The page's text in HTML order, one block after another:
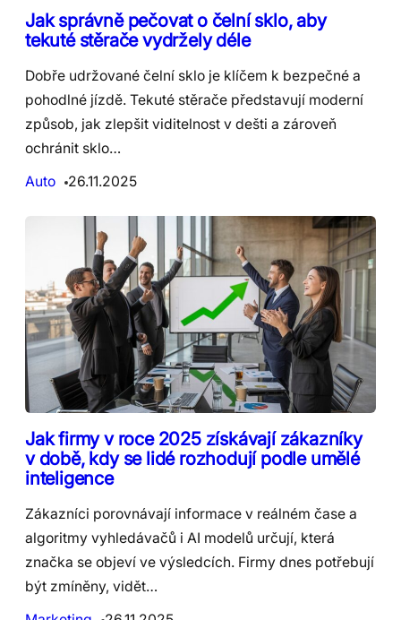
Jak správně pečovat o čelní sklo, aby
tekuté stěrače vydržely déle
Dobře udržované čelní sklo je klíčem k bezpečné a
pohodlné jízdě. Tekuté stěrače představují moderní
způsob, jak zlepšit viditelnost v dešti a zároveň
ochránit sklo…
Auto
26.11.2025
Jak firmy v roce 2025 získávají zákazníky
v době, kdy se lidé rozhodují podle umělé
inteligence
Zákazníci porovnávají informace v reálném čase a
algoritmy vyhledávačů i AI modelů určují, která
značka se objeví ve výsledcích. Firmy dnes potřebují
být zmíněny, vidět…